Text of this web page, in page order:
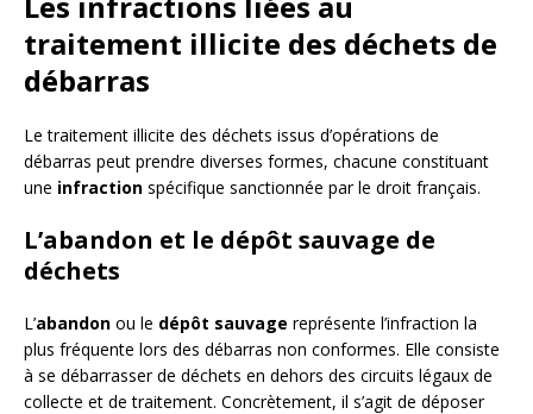
traitement illicite des déchets de
débarras
Le traitement illicite des déchets issus d’opérations de
débarras peut prendre diverses formes, chacune constituant
une infraction spécifique sanctionnée par le droit français.
L’abandon et le dépôt sauvage de
déchets
L’abandon ou le dépôt sauvage représente l’infraction la
plus fréquente lors des débarras non conformes. Elle consiste
à se débarrasser de déchets en dehors des circuits légaux de
collecte et de traitement. Concrètement, il s’agit de déposer